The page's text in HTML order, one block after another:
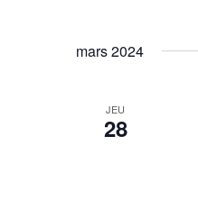
mars 2024
JEU
28